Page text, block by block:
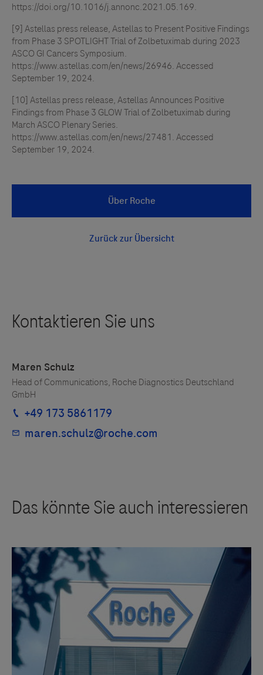
https://doi.org/10.1016/j.annonc.2021.05.169.
[9] Astellas press release, Astellas to Present Positive Findings
from Phase 3 SPOTLIGHT Trial of Zolbetuximab during 2023
ASCO GI Cancers Symposium.
https://www.astellas.com/en/news/26946. Accessed
September 19, 2024.
[10] Astellas press release, Astellas Announces Positive
Findings from Phase 3 GLOW Trial of Zolbetuximab during
March ASCO Plenary Series.
https://www.astellas.com/en/news/27481. Accessed
September 19, 2024.